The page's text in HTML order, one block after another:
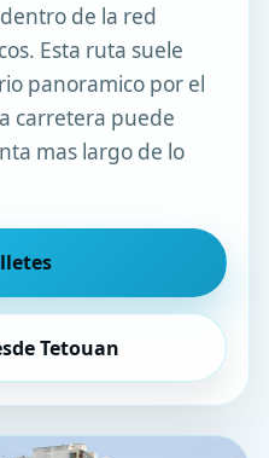
de la red
Esta ruta suele
panoramico por el
carretera puede
mas largo de lo
Tetouan